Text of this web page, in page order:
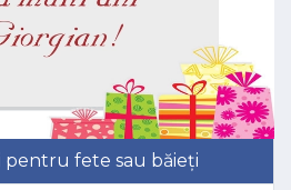
pentru fete sau băieți